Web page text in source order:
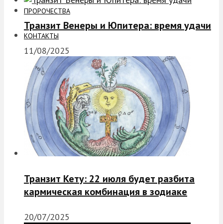
ПРОРОЧЕСТВА
КОНТАКТЫ
Транзит Венеры и Юпитера: время удачи
11/08/2025
Транзит Кету: 22 июля будет разбита
кармическая комбинация в зодиаке
20/07/2025